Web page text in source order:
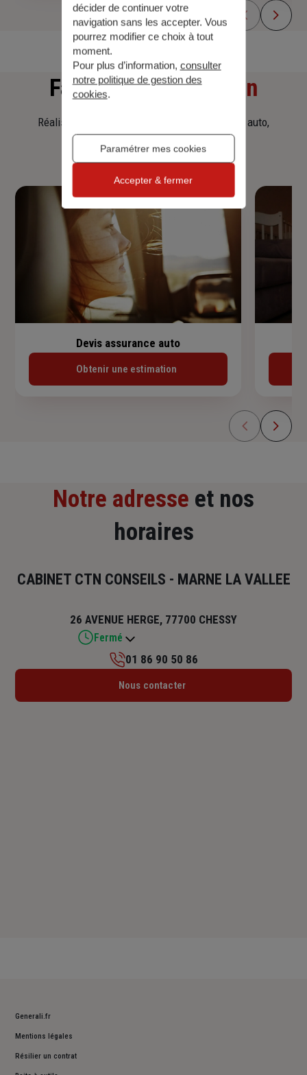
Faitesune simulation
Réalisez une simulation tarifaire d'assurance, auto,
Devis assurance auto
Obtenir une estimation
Notre adresse et nos
horaires
CABINET CTN CONSEILS - MARNE LA VALLEE
26 AVENUE HERGE, 77700 CHESSY
Fermé
Lundi : 09h – 13h / 14h – 18h
01 86 90 50 86
Nous contacter
Generali.fr
Mentions légales
Résilier un contrat
décider de continuer votre
navigation sans les accepter. Vous
pourrez modifier ce choix à tout
moment.
Pour plus d’information, consulter
notre politique de gestion des
cookies.
Paramétrer mes cookies
Accepter & fermer